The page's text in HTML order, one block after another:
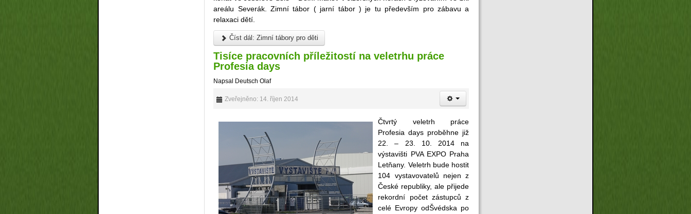
areálu Severák. Zimní tábor ( jarní tábor ) je tu především pro zábavu a
relaxaci dětí.
Číst dál: Zimní tábory pro děti
Tisíce pracovních příležitostí na veletrhu práce
Profesia days
Napsal Deutsch Olaf
Zveřejněno: 14. říjen 2014
Čtvrtý veletrh práce
Profesia days proběhne již
22. – 23. 10. 2014 na
výstavišti PVA EXPO Praha
Letňany. Veletrh bude hostit
104 vystavovatelů nejen z
České republiky, ale přijede
rekordní počet zástupců z
celé Evropy odŠvédska po